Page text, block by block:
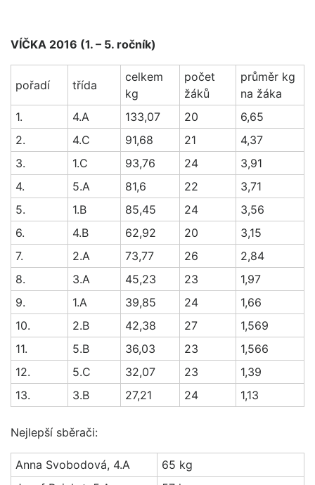
VÍČKA 2016 (1. – 5. ročník)
pořadí třída
celkem
kg
počet
žáků
průměr kg
na žáka
1.
4.A 133,07 20
6,65
2.
4.C 91,68 21
4,37
3.
1.C 93,76 24
3,91
4.
5.A 81,6 22
3,71
5.
1.B 85,45 24
3,56
6.
4.B 62,92 20
3,15
7.
2.A 73,77 26
2,84
8.
3.A 45,23 23
1,97
9.
1.A 39,85 24
1,66
10.
2.B 42,38 27
1,569
11.
5.B 36,03 23
1,566
12.
5.C 32,07 23
1,39
13.
3.B 27,21 24 1,13
Nejlepší sběrači:
Anna Svobodová, 4.A
65 kg